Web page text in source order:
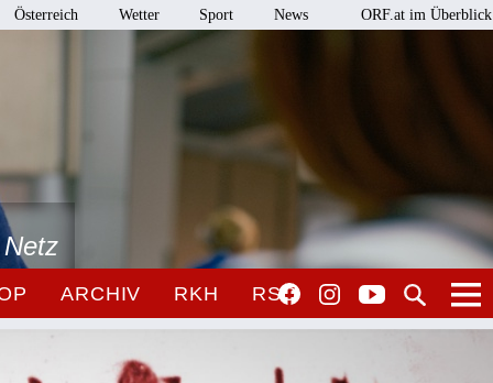
Österreich Wetter Sport News ORF.at im Überblick
ARCHIV RKH RSO